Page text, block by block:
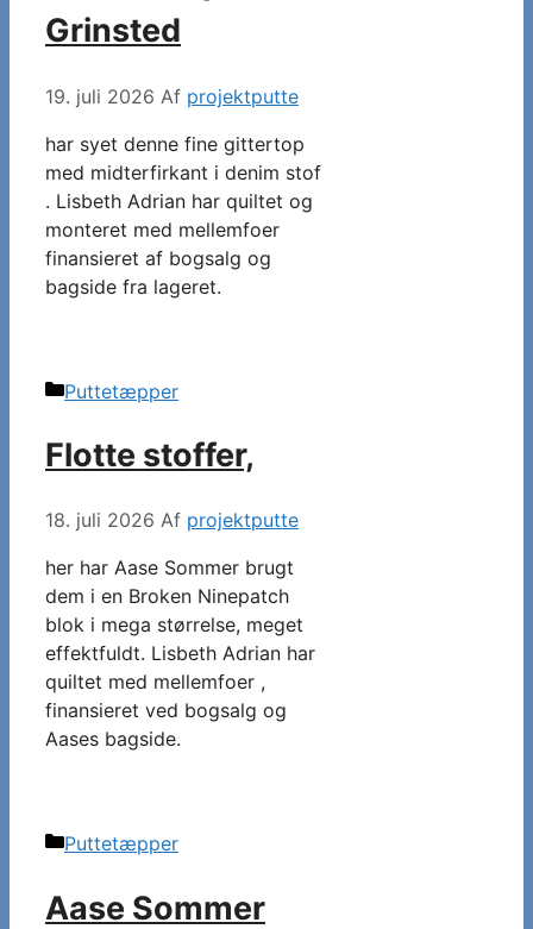
Grinsted
19. juli 2026 Af projektputte
har syet denne fine gittertop
med midterfirkant i denim stof
. Lisbeth Adrian har quiltet og
monteret med mellemfoer
finansieret af bogsalg og
bagside fra lageret.
Kategorier
Puttetæpper
Flotte stoffer,
18. juli 2026 Af projektputte
her har Aase Sommer brugt
dem i en Broken Ninepatch
blok i mega størrelse, meget
effektfuldt. Lisbeth Adrian har
quiltet med mellemfoer ,
finansieret ved bogsalg og
Aases bagside.
Kategorier
Puttetæpper
Aase Sommer